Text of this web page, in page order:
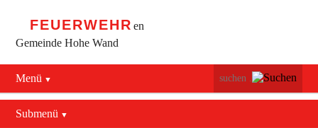
FEUERWEHR en
Gemeinde Hohe Wand
Menü
Navigation
überspringen
Submenü